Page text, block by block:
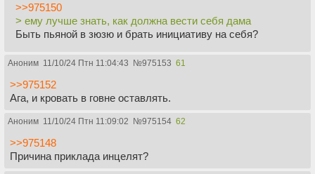
>>975150
> ему лучше знать, как должна вести себя дама
Быть пьяной в зюзю и брать инициативу на себя?
Аноним 11/10/24 Птн 11:04:43 №975153 61
>>975152
Ага, и кровать в говне оставлять.
Аноним 11/10/24 Птн 11:09:02 №975154 62
>>975148
Причина приклада инцелят?